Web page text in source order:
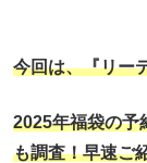
今回は、『リー
2025年福袋の予
も調査！早速ご